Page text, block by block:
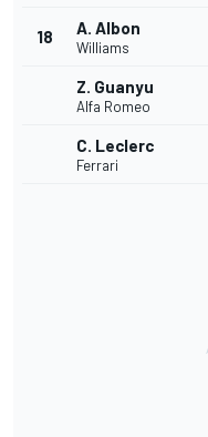
18 A. Albon
Williams
Z. Guanyu
Alfa Romeo
C. Leclerc
Ferrari